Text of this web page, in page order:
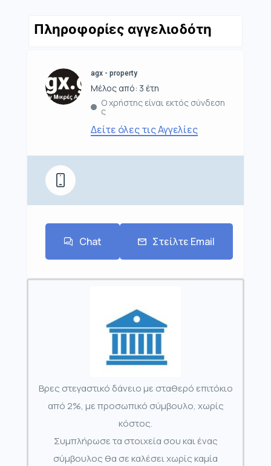
Πληροφορίες αγγελιοδότη
agx - property
Μέλος από: 3 έτη
Ο χρήστης είναι εκτός σύνδεση
ς
Δείτε όλες τις Αγγελίες
Chat Στείλτε Email
Βρες στεγαστικό δάνειο με σταθερό επιτόκιο
από 2%, με προσωπικό σύμβουλο, χωρίς
κόστος.
Συμπλήρωσε τα στοιχεία σου και ένας
σύμβουλος θα σε καλέσει χωρίς καμία